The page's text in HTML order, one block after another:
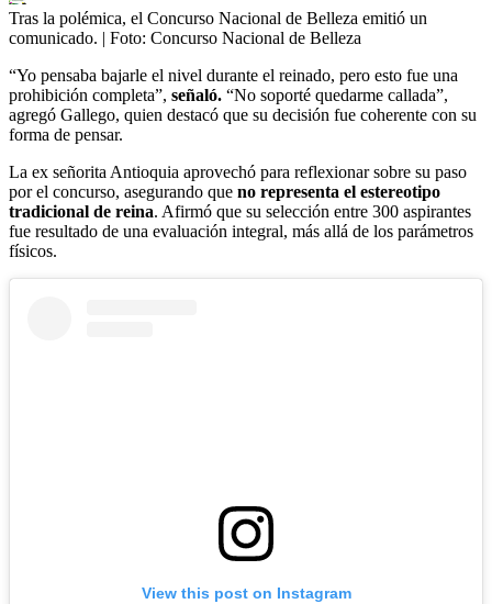
Tras la polémica, el Concurso Nacional de Belleza emitió un
comunicado. | Foto: Concurso Nacional de Belleza
“Yo pensaba bajarle el nivel durante el reinado, pero esto fue una
prohibición completa”, señaló. “No soporté quedarme callada”,
agregó Gallego, quien destacó que su decisión fue coherente con su
forma de pensar.
La ex señorita Antioquia aprovechó para reflexionar sobre su paso
por el concurso, asegurando que no representa el estereotipo
tradicional de reina. Afirmó que su selección entre 300 aspirantes
fue resultado de una evaluación integral, más allá de los parámetros
físicos.
View this post on Instagram